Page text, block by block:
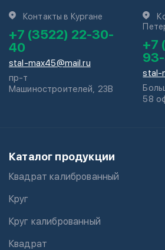
Контакты в Кургане
+7 (3522) 22-30-
40
stal-max45@mail.ru
пр-т
Машиностроителей, 23В
+7
stal-
58
Каталог продукции
Квадрат калиброванный
Круг
Круг калиброванный
Квадрат